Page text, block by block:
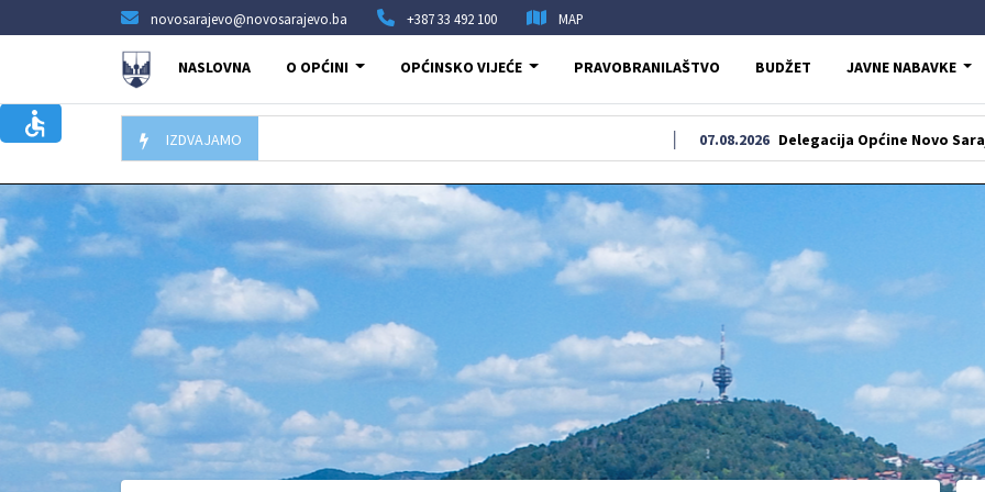
novosarajevo@novosarajevo.ba +387 33 492 100 MAP
NASLOVNA O OPĆINI OPĆINSKO VIJEĆE PRAVOBRANILAŠTVO BUDŽET JAVNE NABAVKE
IZDVAJAMO Delegacija Općine Novo Sarajevo